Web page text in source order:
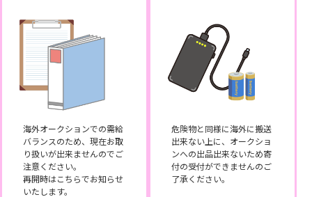
海外オークションでの需給
バランスのため、現在お取
り扱いが出来ませんのでご
注意ください。
再開時はこちらでお知らせ
いたします。
危険物と同様に海外に搬送
出来ない上に、オークショ
ンへの出品出来ないため寄
付の受付ができませんのご
了承ください。